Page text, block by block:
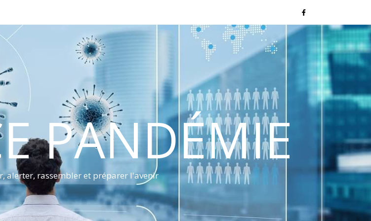
PANDÉMIE
alerter, rassembler et préparer l'avenir